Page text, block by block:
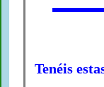
Tenéis